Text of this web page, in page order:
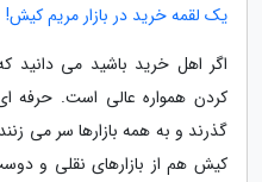
یک لقمه خرید در بازار مریم کیش!
اگر اهل خرید باشید می دانید
کردن همواره عالی است. حرفه
گذرند و به همه بازارها سر می